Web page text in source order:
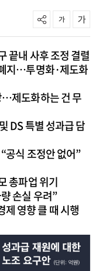
끝내 사후 조정 결렬
지…투명화·제도화
…제도화하는 건 무
DS 특별 성과급 담
공식 조정안 없어”
총파업 위기
손실 우려”
영향 클 때 시행